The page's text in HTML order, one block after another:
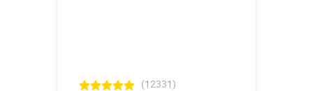
(12331)